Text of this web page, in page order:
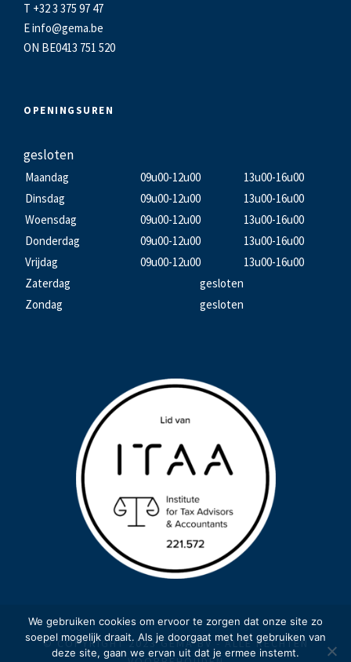
T +32 3 375 97 47
Einfo@gema.be
ON BE0413 751 520
OPENINGSUREN
gesloten
Maandag 09u00-12u00
13u00-16u00
Dinsdag
09u00-12u00
13u00-16u00
Woensdag
09u00-12u00
13u00-16u00
Donderdag
09u00-12u00
13u00-16u00
Vrijdag
09u00-12u00
13u00-16u00
Zaterdag
gesloten
Zondag
gesloten
© COPYRIGHT 2023 GEMA BV - ALLE RECHTEN
We gebruiken cookies om ervoor te zorgen dat onze site zo
soepel mogelijk draait. Als je doorgaat met het gebruiken van
deze site, gaan we ervan uit dat je ermee instemt.